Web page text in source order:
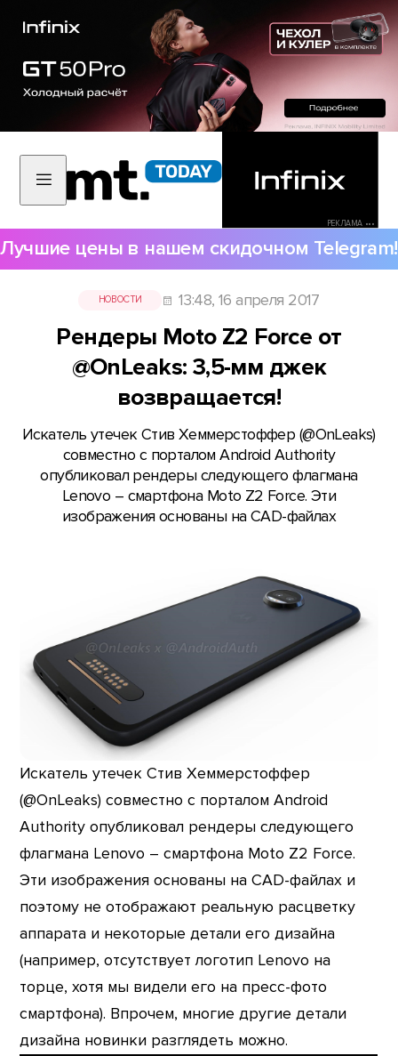
РЕКЛАМА •••
Лучшие цены в нашем скидочном Telegram!
НОВОСТИ 13:48, 16 апреля 2017
Рендеры Moto Z2 Force от
@OnLeaks: 3,5-мм джек
возвращается!
Искатель утечек Стив Хеммерстоффер (@OnLeaks)
совместно с порталом Android Authority
опубликовал рендеры следующего флагмана
Lenovo – смартфона Moto Z2 Force. Эти
изображения основаны на CAD-файлах
Искатель утечек Стив Хеммерстоффер
(@OnLeaks) совместно с порталом Android
Authority опубликовал рендеры следующего
флагмана Lenovo – смартфона Moto Z2 Force.
Эти изображения основаны на CAD-файлах и
поэтому не отображают реальную расцветку
аппарата и некоторые детали его дизайна
(например, отсутствует логотип Lenovo на
торце, хотя мы видели его на пресс-фото
смартфона). Впрочем, многие другие детали
дизайна новинки разглядеть можно.